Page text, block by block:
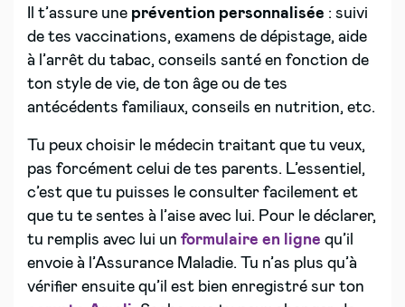
Il t’assure une prévention personnalisée : suivi
de tes vaccinations, examens de dépistage, aide
à l’arrêt du tabac, conseils santé en fonction de
ton style de vie, de ton âge ou de tes
antécédents familiaux, conseils en nutrition, etc.
Tu peux choisir le médecin traitant que tu veux,
pas forcément celui de tes parents. L’essentiel,
c’est que tu puisses le consulter facilement et
que tu te sentes à l’aise avec lui. Pour le déclarer,
tu remplis avec lui un formulaire en ligne qu’il
envoie à l’Assurance Maladie. Tu n’as plus qu’à
vérifier ensuite qu’il est bien enregistré sur ton